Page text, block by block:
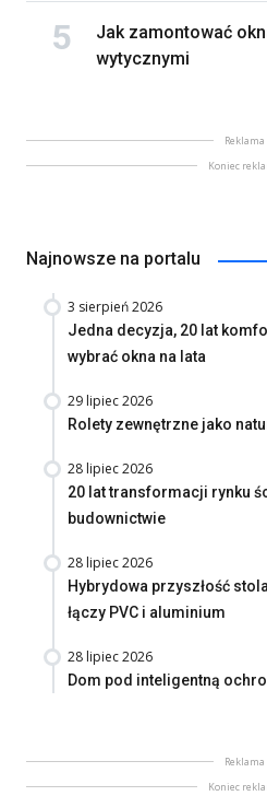
Jak zamontować
wytycznymi
Reklama
Koniec
Najnowsze na portalu
3 sierpień 2026
Jedna decyzja, 20 lat
wybrać okna na lata
29 lipiec 2026
Rolety zewnętrzne jako
28 lipiec 2026
20 lat transformacji rynku
budownictwie
28 lipiec 2026
Hybrydowa przyszłość
łączy PVC i aluminium
28 lipiec 2026
Dom pod inteligentną
Reklama
Koniec